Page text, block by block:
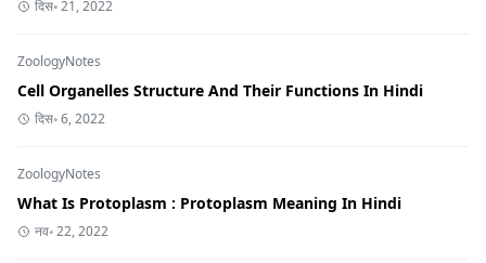
दिस॰ 21, 2022
ZoologyNotes
Cell Organelles Structure And Their Functions In Hindi
दिस॰ 6, 2022
ZoologyNotes
What Is Protoplasm : Protoplasm Meaning In Hindi
नव॰ 22, 2022